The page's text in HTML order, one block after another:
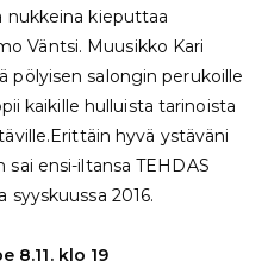
kieputtaa
Väntsi. Muusikko Kari
pölyisen salongin perukoille
kaikille hulluista tarinoista
hyvä ystäväni
ensi-iltansa TEHDAS
syyskuussa 2016.
8.11. klo 19